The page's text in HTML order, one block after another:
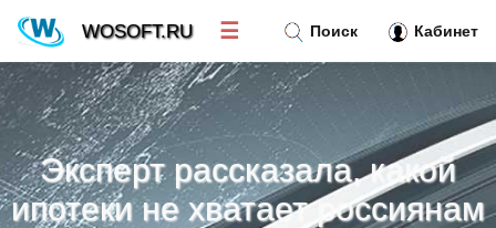
Эксперт рассказала, какой
ипотеки не хватает россиянам
Поиск Кабинет
WOSOFT.RU ☰
Новости»
Тренд новостей»